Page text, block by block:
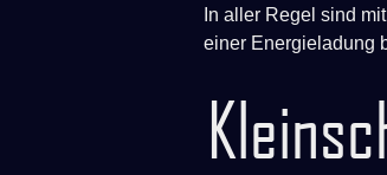
In aller Regel sind
einer Energieladung